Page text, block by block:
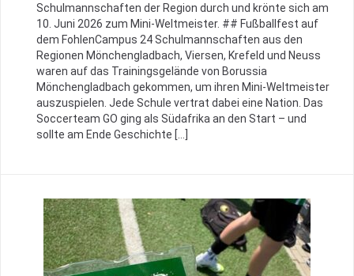
Schulmannschaften der Region durch und krönte sich am
10. Juni 2026 zum Mini-Weltmeister. ## Fußballfest auf
dem FohlenCampus 24 Schulmannschaften aus den
Regionen Mönchengladbach, Viersen, Krefeld und Neuss
waren auf das Trainingsgelände von Borussia
Mönchengladbach gekommen, um ihren Mini-Weltmeister
auszuspielen. Jede Schule vertrat dabei eine Nation. Das
Soccerteam GO ging als Südafrika an den Start – und
sollte am Ende Geschichte […]